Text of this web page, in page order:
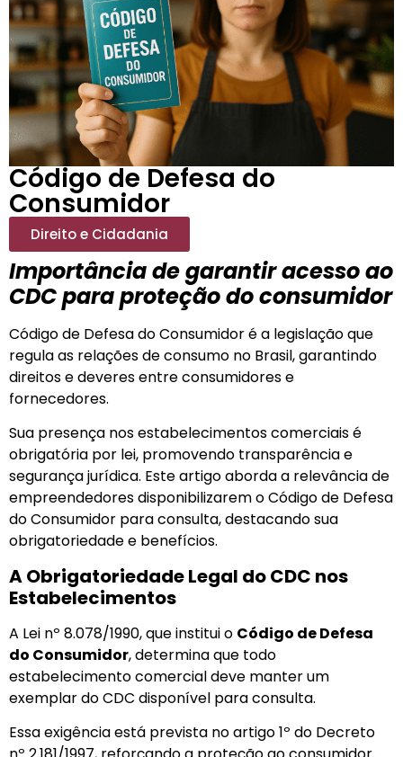
Código de Defesa do
Consumidor
Direito e Cidadania
Importância de garantir acesso ao
CDC para proteção do consumidor
Código de Defesa do Consumidoré a legislação que
regula as relações de consumo no Brasil, garantindo
direitos e deveres entre consumidores e
fornecedores.
Sua presença nos estabelecimentos comerciais é
obrigatória por lei, promovendo transparência e
segurança jurídica. Este artigo aborda a relevância de
empreendedores disponibilizarem o Código de Defesa
do Consumidor para consulta, destacando sua
obrigatoriedade e benefícios.
A Obrigatoriedade Legal do CDC nos
Estabelecimentos
A Lei nº 8.078/1990, que institui o Código de Defesa
do Consumidor, determina que todo
estabelecimento comercial deve manter um
exemplar do CDC disponível para consulta.
Essa exigência está prevista no artigo 1º do Decreto